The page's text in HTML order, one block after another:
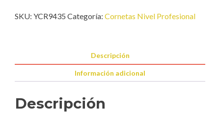
SKU: YCR9435 Categoría: Cornetas Nivel Profesional
Descripción
Información adicional
Descripción